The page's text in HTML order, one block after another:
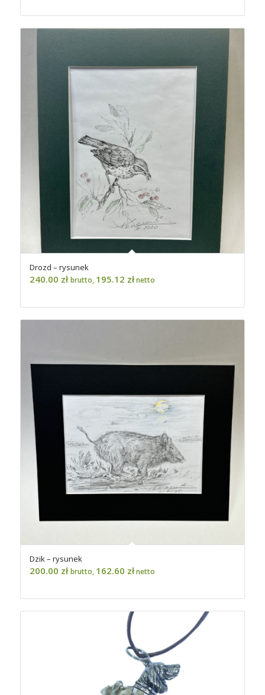
Drozd – rysunek
240.00 zł brutto, 195.12 złnetto
Dzik – rysunek
200.00 zł brutto, 162.60 złnetto